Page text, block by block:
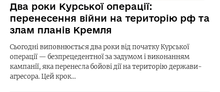
Два роки Курської операції:
перенесення війни на територію рф та
злам планів Кремля
Сьогодні виповнюється два роки від початку Курської
операції — безпрецедентної за задумом і виконанням
кампанії, яка перенесла бойові дії на територію держави-
агресора. Цей крок…